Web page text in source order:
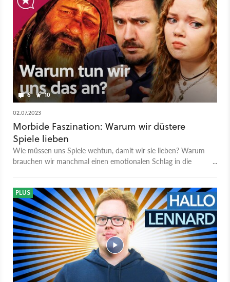
6 10
02.07.2023
Morbide Faszination: Warum wir düstere
Spiele lieben
Wie müssen uns Spiele wehtun, damit wir sie lieben? Warum
brauchen wir manchmal einen emotionalen Schlag in die
PLUS